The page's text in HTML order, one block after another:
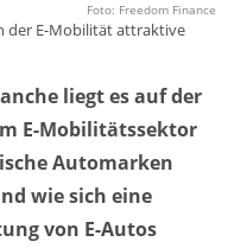
Foto: Freedom Finance
der E-Mobilität attraktive
liegt es auf der
E-Mobilitätssektor
Automarken
wie sich eine
von E-Autos